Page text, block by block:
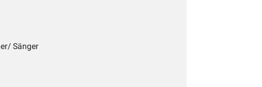
Sänger